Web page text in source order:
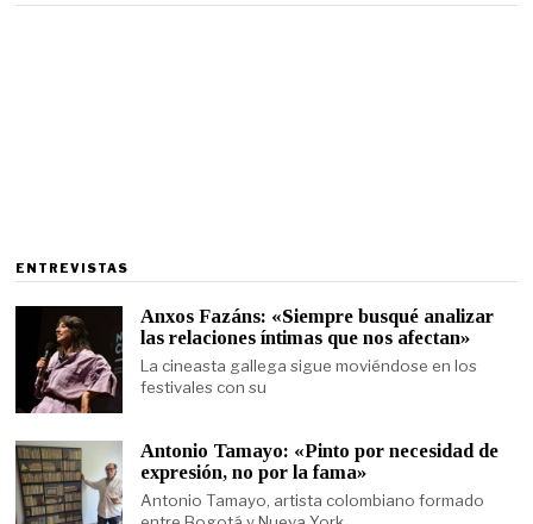
ENTREVISTAS
Anxos Fazáns: «Siempre busqué analizar
las relaciones íntimas que nos afectan»
La cineasta gallega sigue moviéndose en los
festivales con su
Antonio Tamayo: «Pinto por necesidad de
expresión, no por la fama»
Antonio Tamayo, artista colombiano formado